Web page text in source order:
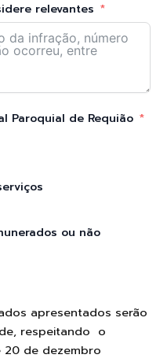
relevantes
Paroquial de Requião
ou não
apresentados serão
respeitando o
20 de dezembro